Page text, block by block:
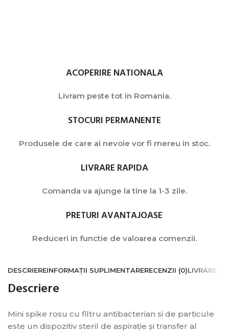
ACOPERIRE NATIONALA
Livram peste tot in Romania.
STOCURI PERMANENTE
Produsele de care ai nevoie vor fi mereu in stoc.
LIVRARE RAPIDA
Comanda va ajunge la tine la 1-3 zile.
PRETURI AVANTAJOASE
Reduceri in functie de valoarea comenzii.
DESCRIEREINFORMAȚII SUPLIMENTARERECENZII (0)LIVRARE &
Descriere
Mini spike rosu cu filtru antibacterian si de particule
este un dispozitiv steril de aspirație și transfer al